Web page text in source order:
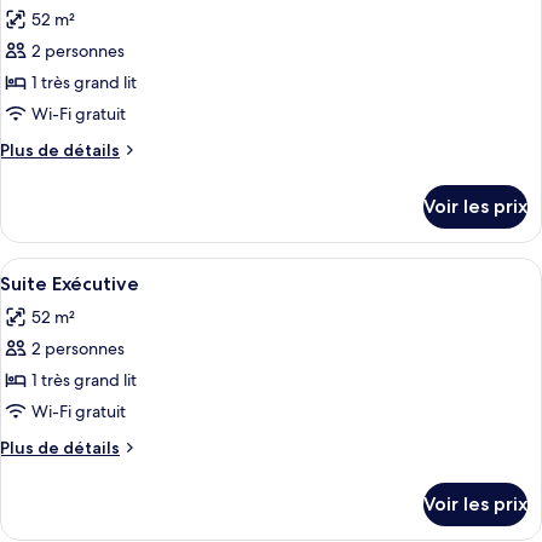
52 m²
2 personnes
1 très grand lit
Wi-Fi gratuit
Plus de détails
Plus
le
type
de
Suite
Voir les prix
Afficher
toutes
les
photos
pour
ce
type
de
Suite
Un salon moderne comprenant un
3
Suite Exécutive
52 m²
2 personnes
1 très grand lit
Wi-Fi gratuit
Plus de détails
Plus
le
Voir les prix